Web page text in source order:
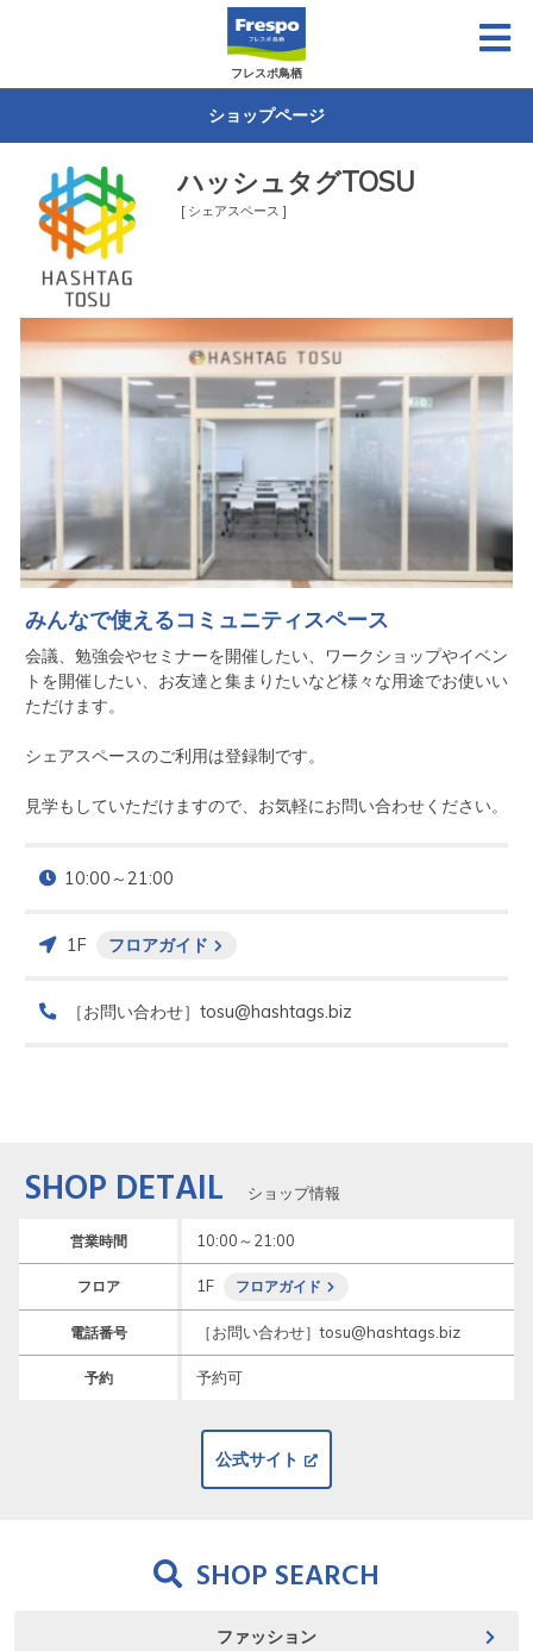
フレスポ鳥栖
ショップページ
ハッシュタグTOSU
[ シェアスペース ]
みんなで使えるコミュニティスペース
会議、勉強会やセミナーを開催したい、ワークショップやイベン
トを開催したい、お友達と集まりたいなど様々な用途でお使いい
ただけます。
シェアスペースのご利用は登録制です。
見学もしていただけますので、お気軽にお問い合わせください。
10:00～21:00
1F フロアガイド
［お問い合わせ］tosu@hashtags.biz
SHOP DETAIL ショップ情報
営業時間 10:00～21:00
フロア 1F フロアガイド
電話番号 ［お問い合わせ］tosu@hashtags.biz
予約 予約可
公式サイト
SHOP SEARCH
ファッション